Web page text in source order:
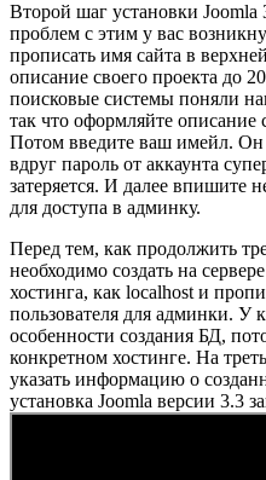
Второй шаг установки Joomla
проблем с этим у вас
прописать имя сайта в
описание своего проекта до
поисковые системы поняли
так что оформляйте описание
Потом введите ваш имейл. Он
вдруг пароль от аккаунта
затеряется. И далее впишите
для доступа в админку.
Перед тем, как продолжить
необходимо создать на
хостинга, как localhost и
пользователя для админки. У
особенности создания БД,
конкретном хостинге. На
указать информацию о
установка Joomla версии 3.3